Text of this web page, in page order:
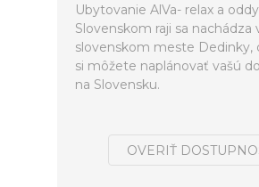
Ubytovanie AlVa- relax a
Slovenskom raji sa nachádza
slovenskom meste Dedinky,
si môžete naplánovať vašú
na Slovensku.
OVERIŤ